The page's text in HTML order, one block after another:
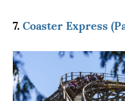
7.Coaster Express